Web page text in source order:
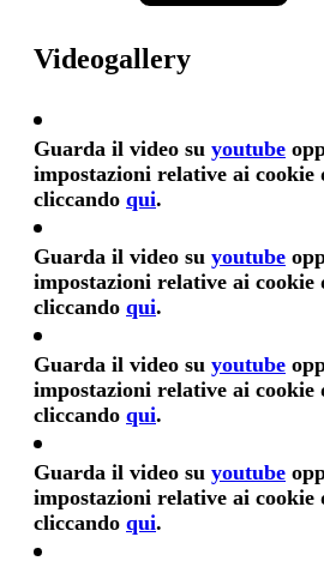
Videogallery
Guarda il video su youtube
impostazioni relative ai
cliccando qui.
Guarda il video su youtube
impostazioni relative ai
cliccando qui.
Guarda il video su youtube
impostazioni relative ai
cliccando qui.
Guarda il video su youtube
impostazioni relative ai
cliccando qui.